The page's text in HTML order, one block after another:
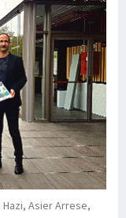
Asier Arrese,